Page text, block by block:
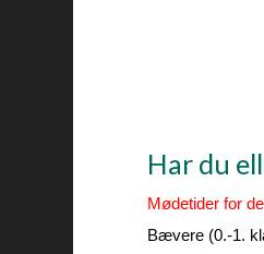
Har du
Mødetider for
Bævere (0.-1.